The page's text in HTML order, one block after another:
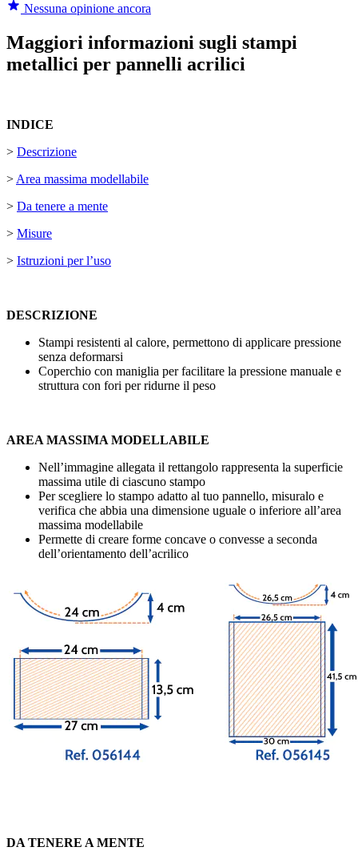
Nessuna opinione ancora
Maggiori informazioni sugli stampi
metallici per pannelli acrilici
INDICE
> Descrizione
>Area massima modellabile
> Da tenere a mente
> Misure
> Istruzioni per l’uso
DESCRIZIONE
Stampi resistenti al calore, permettono di applicare pressione
senza deformarsi
Coperchio con maniglia per facilitare la pressione manuale e
struttura con fori per ridurne il peso
AREA MASSIMA MODELLABILE
Nell’immagine allegata il rettangolo rappresenta la superficie
massima utile di ciascuno stampo
Per scegliere lo stampo adatto al tuo pannello, misuralo e
verifica che abbia una dimensione uguale o inferiore all’area
massima modellabile
Permette di creare forme concave o convesse a seconda
dell’orientamento dell’acrilico
DA TENERE A MENTE